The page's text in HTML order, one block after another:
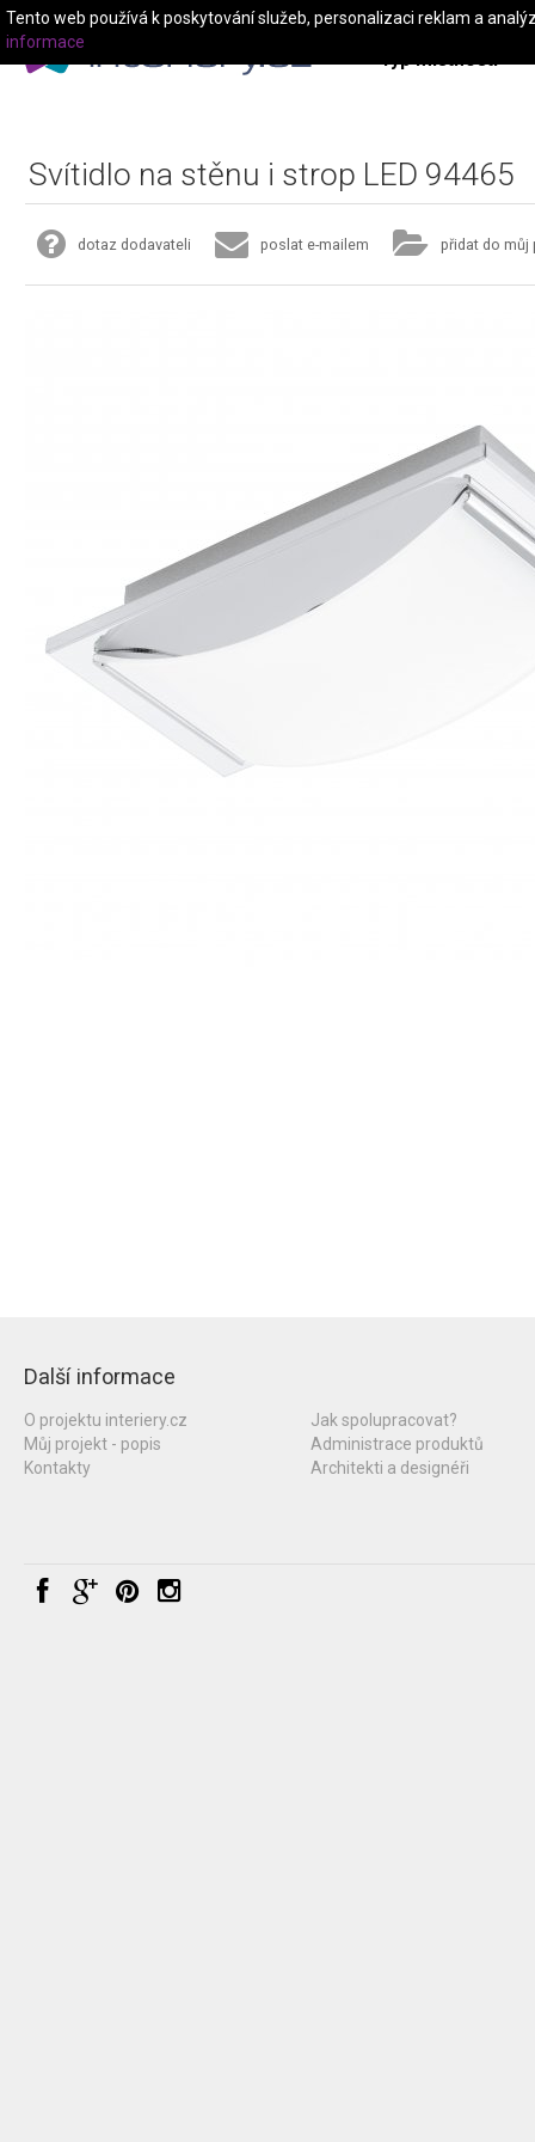
Typ místnosti
Svítidlo na stěnu i strop LED 94465
dotaz dodavateli poslat e-mailem přidat do můj
Další informace
O projektu interiery.cz
Můj projekt - popis
Kontakty
Jak spolupracovat?
Administrace produktů
Architekti a designéři
Tento web používá k poskytování služeb, personalizaci reklam a
informace